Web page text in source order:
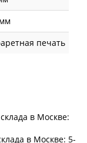
печать
в Москве:
в Москве: 5-